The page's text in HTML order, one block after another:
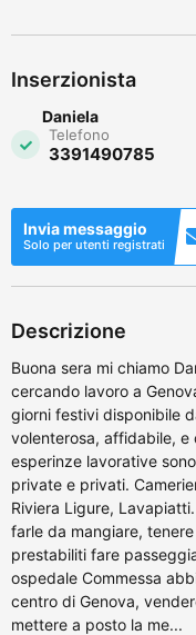
Inserzionista
Daniela
Telefono
3391490785
Invia messaggio
Solo per utenti registrati
Descrizione
Buona sera mi chiamo
cercando lavoro a
giorni festivi disponibile
volenterosa, affidabile, e
esperinze lavorative
private e privati.
Riviera Ligure,
farle da mangiare,
prestabiliti fare
ospedale Commessa
centro di Genova,
mettere a posto la me...